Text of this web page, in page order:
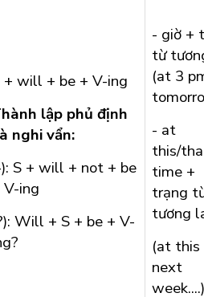
+ will + be + V-ing
lập phủ định
nghi vẩn:
S + will + not + be
V-ing
Will + S + be + V-
- giờ +
từ
(at 3
- at
this/
time +
trạng
tương
(at
next
week....)